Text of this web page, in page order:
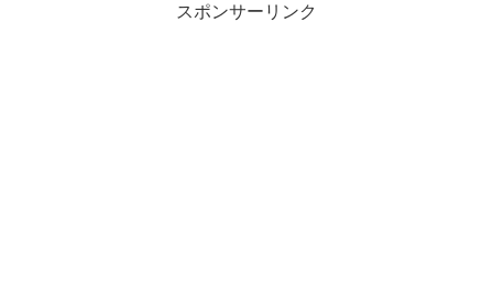
スポンサーリンク